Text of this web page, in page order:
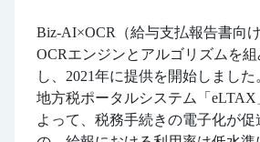
Biz-AI×OCR（給与支払報告書向
OCRエンジンとアルゴリズムを
し、2021年に提供を開始しました
地方税ポータルシステム「eLTAX
よって、税務手続きの電子化が